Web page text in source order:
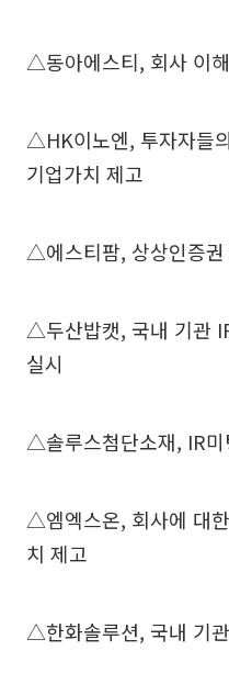
△동아에스티, 회사 이
△HK이노엔, 투자자들
기업가치 제고
△에스티팜, 상상인증
△두산밥캣, 국내 기관
실시
△솔루스첨단소재, IR미
△엠엑스온, 회사에 대
치 제고
△한화솔루션, 국내 기